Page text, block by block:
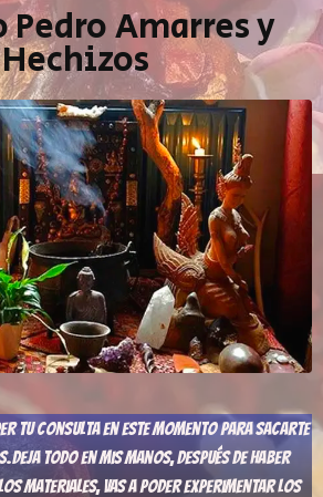
Amarres y
Hechizos
Tu Consulta En Este Momento Para Sacarte
Todo En Mis Manos, Después De Haber
Materiales, Vas A Poder Experimentar Los